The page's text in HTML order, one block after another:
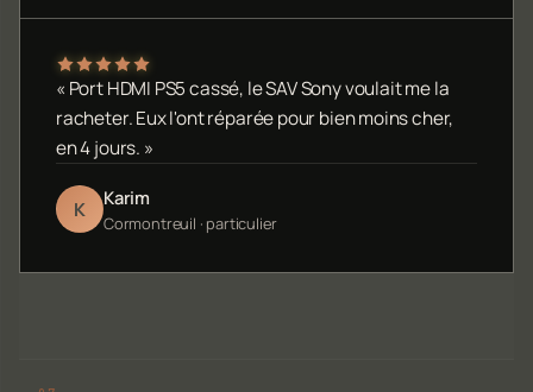
« Port HDMI PS5 cassé, le SAV Sony voulait me la
racheter. Eux l'ont réparée pour bien moins cher,
en 4 jours. »
K Karim
Cormontreuil · particulier